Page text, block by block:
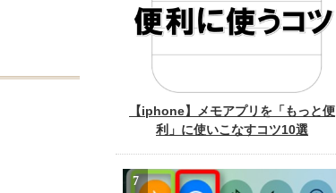
【iphone】メモアプリを「もっと便
利」に使いこなすコツ10選